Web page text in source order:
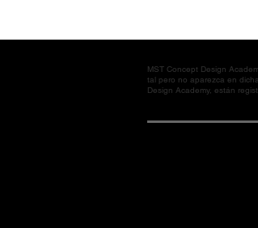
MST Concept Design
tal pero no aparezca en
Design Academy, están